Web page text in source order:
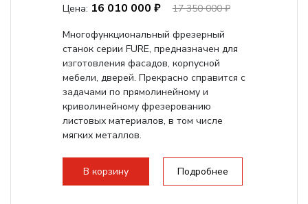
Цена: 16 010 000 ₽
17 350 000 ₽
Многофункциональный фрезерный
станок серии FURE, предназначен для
изготовления фасадов, корпусной
мебели, дверей. Прекрасно справится с
задачами по прямолинейному и
криволинейному фрезерованию
листовых материалов, в том числе
мягких металлов.
В корзину Подробнее